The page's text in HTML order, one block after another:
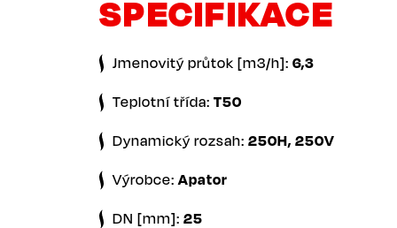
SPECIFIKACE
Jmenovitý průtok [m3/h]: 6,3
Teplotní třída: T50
Dynamický rozsah: 250H, 250V
Výrobce:Apator
DN [mm]: 25